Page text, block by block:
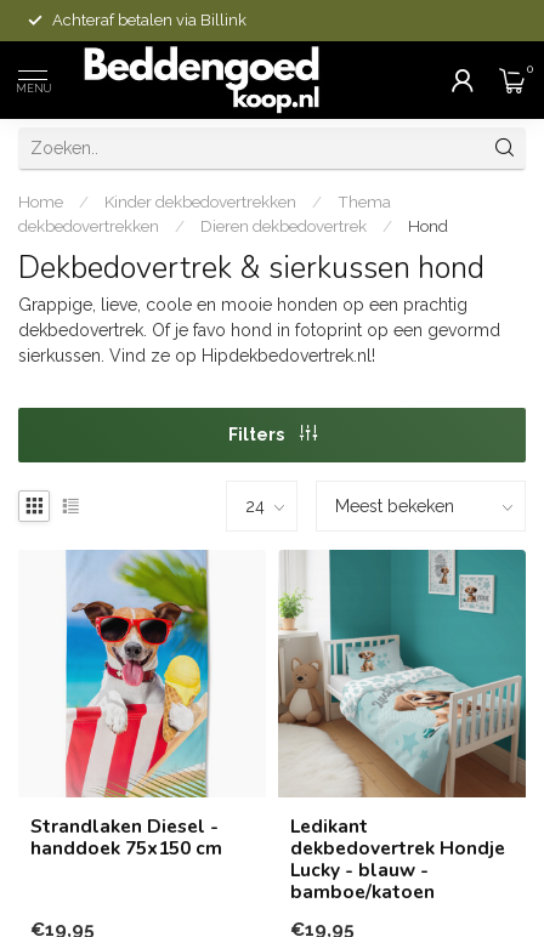
Achteraf betalen via Billink
MENU
0
Home / Kinder dekbedovertrekken /
Thema
dekbedovertrekken
/ Dieren dekbedovertrek / Hond
Dekbedovertrek & sierkussen hond
Grappige, lieve, coole en mooie honden op een prachtig
dekbedovertrek. Of je favo hond in fotoprint op een gevormd
sierkussen. Vind ze op Hipdekbedovertrek.nl!
Filters
Strandlaken Diesel -
handdoek 75x150 cm
€19,95
Ledikant
dekbedovertrek Hondje
Lucky - blauw -
bamboe/katoen
€19,95